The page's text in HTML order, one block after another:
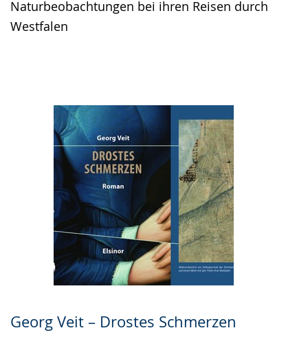
Naturbeobachtungen bei ihren Reisen durch
Westfalen
Georg Veit – Drostes Schmerzen